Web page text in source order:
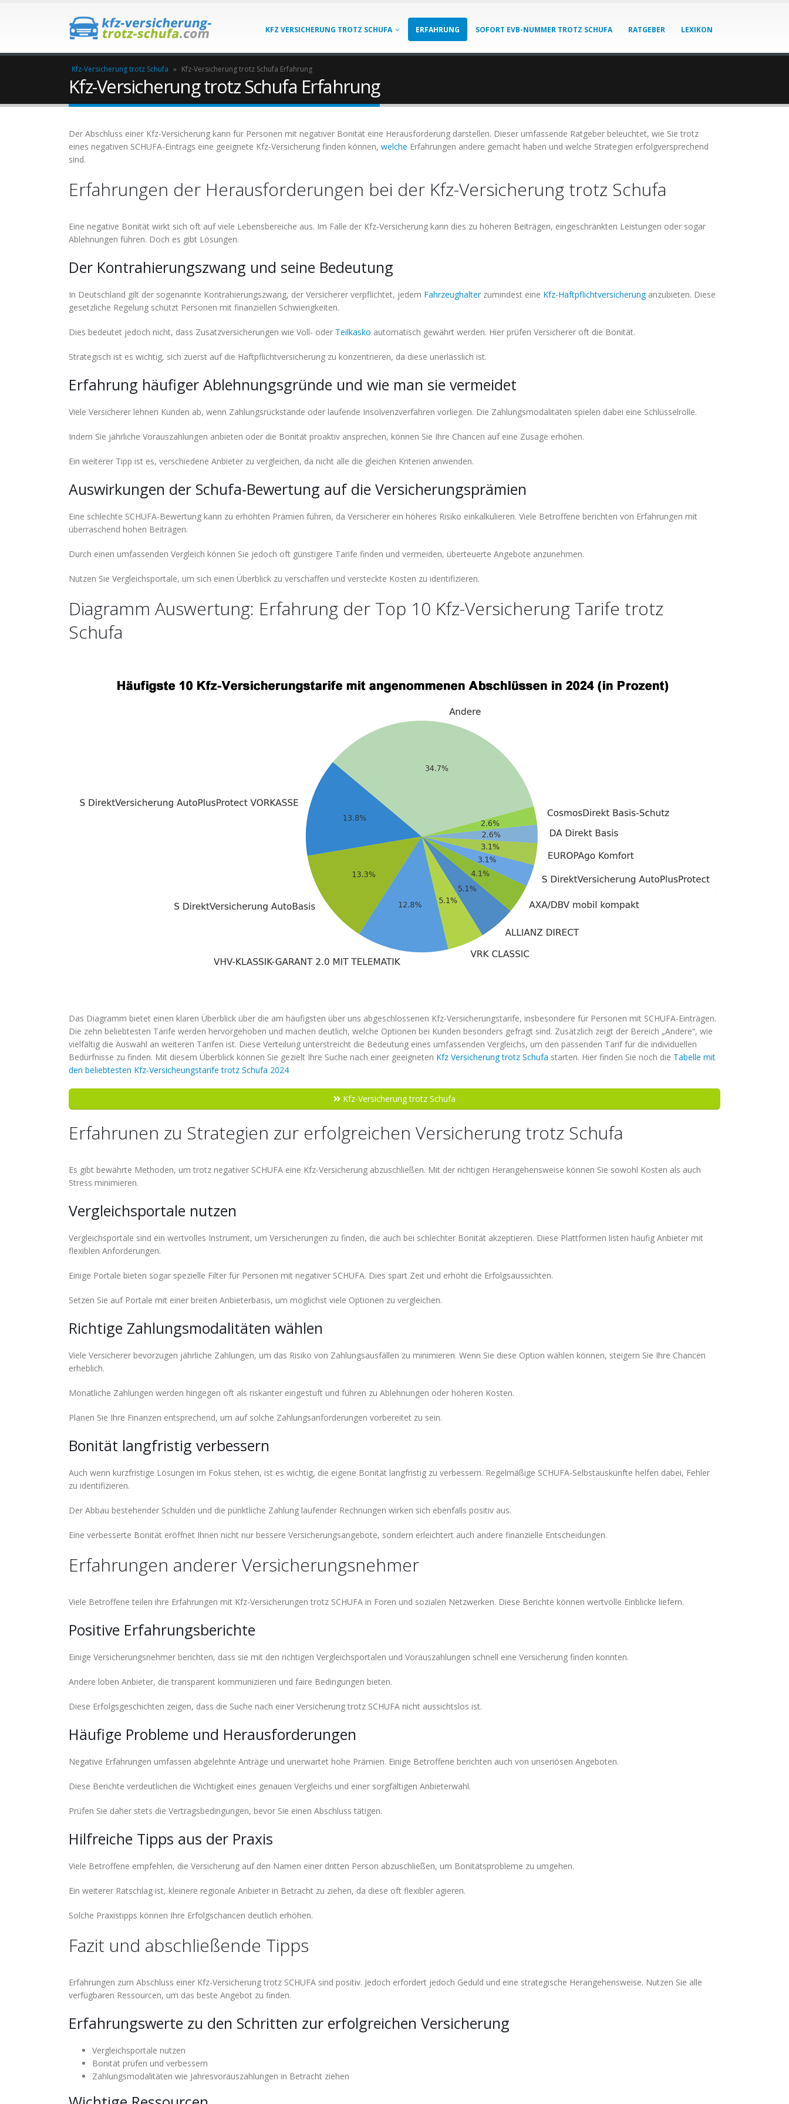
KFZ VERSICHERUNG TROTZ SCHUFA ERFAHRUNG SOFORT EVB-NUMMER TROTZ SCHUFA RATGEBER LEXIKON
Kfz-Versicherung trotz Schufa » Kfz-Versicherung trotz Schufa Erfahrung
Kfz-Versicherung trotz Schufa Erfahrung
Der Abschluss einer Kfz-Versicherung kann für Personen mit negativer Bonität eine Herausforderung darstellen. Dieser umfassende Ratgeber beleuchtet, wie Sie trotz
eines negativen SCHUFA-Eintrags eine geeignete Kfz-Versicherung finden können, welche Erfahrungen andere gemacht haben und welche Strategien erfolgversprechend
sind.
Erfahrungen der Herausforderungen bei der Kfz-Versicherung trotz Schufa
Eine negative Bonität wirkt sich oft auf viele Lebensbereiche aus. Im Falle der Kfz-Versicherung kann dies zu höheren Beiträgen, eingeschränkten Leistungen oder sogar
Ablehnungen führen. Doch es gibt Lösungen.
Der Kontrahierungszwang und seine Bedeutung
In Deutschland gilt der sogenannte Kontrahierungszwang, der Versicherer verpflichtet, jedem Fahrzeughalterzumindest eine Kfz-Haftpflichtversicherunganzubieten. Diese
gesetzliche Regelung schützt Personen mit finanziellen Schwierigkeiten.
Dies bedeutet jedoch nicht, dass Zusatzversicherungen wie Voll- oder Teilkasko automatisch gewährt werden. Hier prüfen Versicherer oft die Bonität.
Strategisch ist es wichtig, sich zuerst auf die Haftpflichtversicherung zu konzentrieren, da diese unerlässlich ist.
Erfahrung häufiger Ablehnungsgründe und wie man sie vermeidet
Viele Versicherer lehnen Kunden ab, wenn Zahlungsrückstände oder laufende Insolvenzverfahren vorliegen. Die Zahlungsmodalitäten spielen dabei eine Schlüsselrolle.
Indem Sie jährliche Vorauszahlungen anbieten oder die Bonität proaktiv ansprechen, können Sie Ihre Chancen auf eine Zusage erhöhen.
Ein weiterer Tipp ist es, verschiedene Anbieter zu vergleichen, da nicht alle die gleichen Kriterien anwenden.
Auswirkungen der Schufa-Bewertung auf die Versicherungsprämien
Eine schlechte SCHUFA-Bewertung kann zu erhöhten Prämien führen, da Versicherer ein höheres Risiko einkalkulieren. Viele Betroffene berichten von Erfahrungen mit
überraschend hohen Beiträgen.
Durch einen umfassenden Vergleich können Sie jedoch oft günstigere Tarife finden und vermeiden, überteuerte Angebote anzunehmen.
Nutzen Sie Vergleichsportale, um sich einen Überblick zu verschaffen und versteckte Kosten zu identifizieren.
Diagramm Auswertung: Erfahrung der Top 10 Kfz-Versicherung Tarife trotz
Schufa
Das Diagramm bietet einen klaren Überblick über die am häufigsten über uns abgeschlossenen Kfz-Versicherungstarife, insbesondere für Personen mit SCHUFA-Einträgen.
Die zehn beliebtesten Tarife werden hervorgehoben und machen deutlich, welche Optionen bei Kunden besonders gefragt sind. Zusätzlich zeigt der Bereich „Andere“, wie
vielfältig die Auswahl an weiteren Tarifen ist. Diese Verteilung unterstreicht die Bedeutung eines umfassenden Vergleichs, um den passenden Tarif für die individuellen
Bedürfnisse zu finden. Mit diesem Überblick können Sie gezielt Ihre Suche nach einer geeigneten Kfz Versicherung trotz Schufa starten. Hier finden Sie noch die Tabelle mit
den beliebtesten Kfz-Versicheungstarife trotz Schufa 2024
Kfz-Versicherung trotz Schufa
Erfahrunen zu Strategien zur erfolgreichen Versicherung trotz Schufa
Es gibt bewährte Methoden, um trotz negativer SCHUFA eine Kfz-Versicherung abzuschließen. Mit der richtigen Herangehensweise können Sie sowohl Kosten als auch
Stress minimieren.
Vergleichsportale nutzen
Vergleichsportale sind ein wertvolles Instrument, um Versicherungen zu finden, die auch bei schlechter Bonität akzeptieren. Diese Plattformen listen häufig Anbieter mit
flexiblen Anforderungen.
Einige Portale bieten sogar spezielle Filter für Personen mit negativer SCHUFA. Dies spart Zeit und erhöht die Erfolgsaussichten.
Setzen Sie auf Portale mit einer breiten Anbieterbasis, um möglichst viele Optionen zu vergleichen.
Richtige Zahlungsmodalitäten wählen
Viele Versicherer bevorzugen jährliche Zahlungen, um das Risiko von Zahlungsausfällen zu minimieren. Wenn Sie diese Option wählen können, steigern Sie Ihre Chancen
erheblich.
Monatliche Zahlungen werden hingegen oft als riskanter eingestuft und führen zu Ablehnungen oder höheren Kosten.
Planen Sie Ihre Finanzen entsprechend, um auf solche Zahlungsanforderungen vorbereitet zu sein.
Bonität langfristig verbessern
Auch wenn kurzfristige Lösungen im Fokus stehen, ist es wichtig, die eigene Bonität langfristig zu verbessern. Regelmäßige SCHUFA-Selbstauskünfte helfen dabei, Fehler
zu identifizieren.
Der Abbau bestehender Schulden und die pünktliche Zahlung laufender Rechnungen wirken sich ebenfalls positiv aus.
Eine verbesserte Bonität eröffnet Ihnen nicht nur bessere Versicherungsangebote, sondern erleichtert auch andere finanzielle Entscheidungen.
Erfahrungen anderer Versicherungsnehmer
Viele Betroffene teilen ihre Erfahrungen mit Kfz-Versicherungen trotz SCHUFA in Foren und sozialen Netzwerken. Diese Berichte können wertvolle Einblicke liefern.
Positive Erfahrungsberichte
Einige Versicherungsnehmer berichten, dass sie mit den richtigen Vergleichsportalen und Vorauszahlungen schnell eine Versicherung finden konnten.
Andere loben Anbieter, die transparent kommunizieren und faire Bedingungen bieten.
Diese Erfolgsgeschichten zeigen, dass die Suche nach einer Versicherung trotz SCHUFA nicht aussichtslos ist.
Häufige Probleme und Herausforderungen
Negative Erfahrungen umfassen abgelehnte Anträge und unerwartet hohe Prämien. Einige Betroffene berichten auch von unseriösen Angeboten.
Diese Berichte verdeutlichen die Wichtigkeit eines genauen Vergleichs und einer sorgfältigen Anbieterwahl.
Prüfen Sie daher stets die Vertragsbedingungen, bevor Sie einen Abschluss tätigen.
Hilfreiche Tipps aus der Praxis
Viele Betroffene empfehlen, die Versicherung auf den Namen einer dritten Person abzuschließen, um Bonitätsprobleme zu umgehen.
Ein weiterer Ratschlag ist, kleinere regionale Anbieter in Betracht zu ziehen, da diese oft flexibler agieren.
Solche Praxistipps können Ihre Erfolgschancen deutlich erhöhen.
Fazit und abschließende Tipps
Erfahrungen zum Abschluss einer Kfz-Versicherung trotz SCHUFA sind positiv. Jedoch erfordert jedoch Geduld und eine strategische Herangehensweise. Nutzen Sie alle
verfügbaren Ressourcen, um das beste Angebot zu finden.
Erfahrungswerte zu den Schritten zur erfolgreichen Versicherung
Vergleichsportale nutzen
Bonität prüfen und verbessern
Zahlungsmodalitäten wie Jahresvorauszahlungen in Betracht ziehen